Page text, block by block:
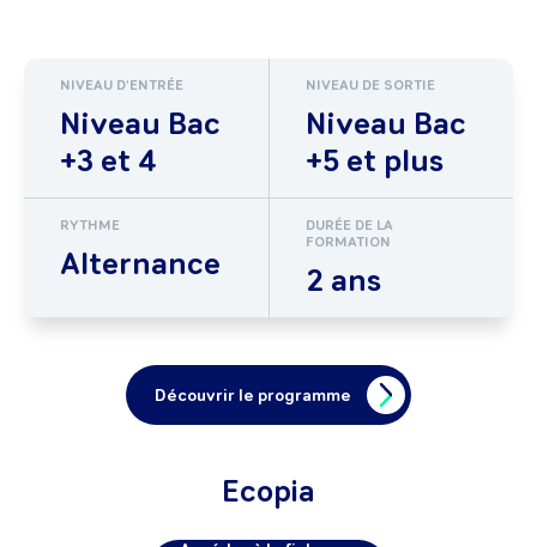
NIVEAU D'ENTRÉE
Niveau Bac
+3 et 4
NIVEAU DE SORTIE
Niveau Bac
+5 et plus
RYTHME
Alternance
DURÉE DE LA
FORMATION
2 ans
Découvrir le programme
Ecopia